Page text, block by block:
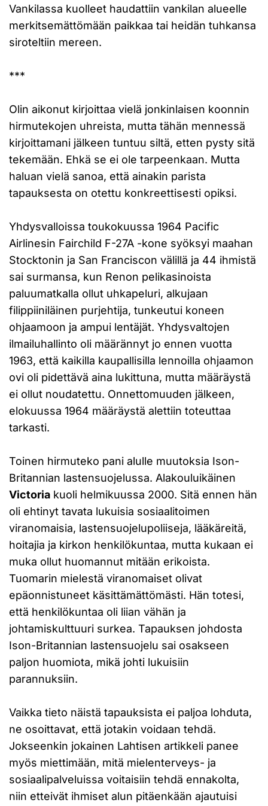
Vankilassa kuolleet haudattiin vankilan alueelle
merkitsemättömään paikkaa tai heidän tuhkansa
siroteltiin mereen.
***
Olin aikonut kirjoittaa vielä jonkinlaisen koonnin
hirmutekojen uhreista, mutta tähän mennessä
kirjoittamani jälkeen tuntuu siltä, etten pysty sitä
tekemään. Ehkä se ei ole tarpeenkaan. Mutta
haluan vielä sanoa, että ainakin parista
tapauksesta on otettu konkreettisesti opiksi.
Yhdysvalloissa toukokuussa 1964 Pacific
Airlinesin Fairchild F-27A -kone syöksyi maahan
Stocktonin ja San Franciscon välillä ja 44 ihmistä
sai surmansa, kun Renon pelikasinoista
paluumatkalla ollut uhkapeluri, alkujaan
filippiiniläinen purjehtija, tunkeutui koneen
ohjaamoon ja ampui lentäjät. Yhdysvaltojen
ilmailuhallinto oli määrännyt jo ennen vuotta
1963, että kaikilla kaupallisilla lennoilla ohjaamon
ovi oli pidettävä aina lukittuna, mutta määräystä
ei ollut noudatettu. Onnettomuuden jälkeen,
elokuussa 1964 määräystä alettiin toteuttaa
tarkasti.
Toinen hirmuteko pani alulle muutoksia Ison-
Britannian lastensuojelussa. Alakouluikäinen
Victoria kuoli helmikuussa 2000. Sitä ennen hän
oli ehtinyt tavata lukuisia sosiaalitoimen
viranomaisia, lastensuojelupoliiseja, lääkäreitä,
hoitajia ja kirkon henkilökuntaa, mutta kukaan ei
muka ollut huomannut mitään erikoista.
Tuomarin mielestä viranomaiset olivat
epäonnistuneet käsittämättömästi. Hän totesi,
että henkilökuntaa oli liian vähän ja
johtamiskulttuuri surkea. Tapauksen johdosta
Ison-Britannian lastensuojelu sai osakseen
paljon huomiota, mikä johti lukuisiin
parannuksiin.
Vaikka tieto näistä tapauksista ei paljoa lohduta,
ne osoittavat, että jotakin voidaan tehdä.
Jokseenkin jokainen Lahtisen artikkeli panee
myös miettimään, mitä mielenterveys- ja
sosiaalipalveluissa voitaisiin tehdä ennakolta,
niin etteivät ihmiset alun pitäenkään ajautuisi